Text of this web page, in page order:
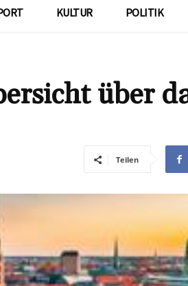
KULTUR POLITIK
über
Teilen